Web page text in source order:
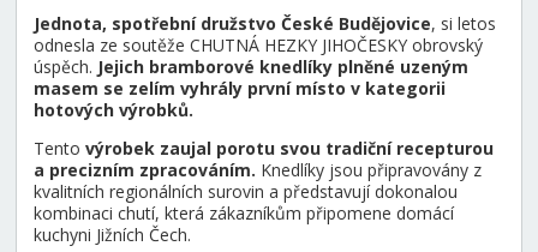
Jednota, spotřební družstvo České Budějovice, si letos
odnesla ze soutěže CHUTNÁ HEZKY JIHOČESKY obrovský
úspěch. Jejich bramborové knedlíky plněné uzeným
masem se zelím vyhrály první místo v kategorii
hotových výrobků.
Tento výrobek zaujal porotu svou tradiční recepturou
a precizním zpracováním. Knedlíky jsou připravovány z
kvalitních regionálních surovin a představují dokonalou
kombinaci chutí, která zákazníkům připomene domácí
kuchyni Jižních Čech.